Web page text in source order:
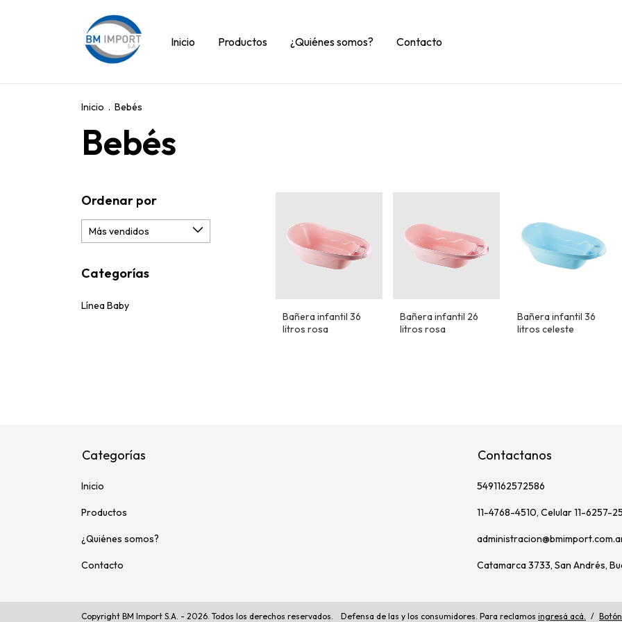
Inicio Productos ¿Quiénes somos? Contacto
Inicio . Bebés
Bebés
Ordenar por
Categorías
Línea Baby
Bañera infantil 36
litros rosa
Bañera infantil 26
litros rosa
Bañera infantil 36
litros celeste
Categorías
Inicio
Productos
¿Quiénes somos?
Contacto
Contactanos
5491162572586
11-4768-4510, Celular 11-6257-
Catamarca 3733, San Andrés,
Copyright BM Import S.A. - 2026. Todos los derechos reservados. Defensa de las y los consumidores. Para reclamos ingresá acá. /